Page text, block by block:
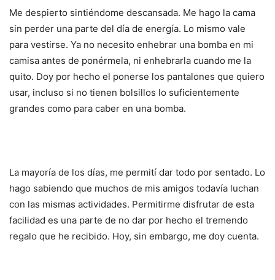
Me despierto sintiéndome descansada. Me hago la cama
sin perder una parte del día de energía. Lo mismo vale
para vestirse. Ya no necesito enhebrar una bomba en mi
camisa antes de ponérmela, ni enhebrarla cuando me la
quito. Doy por hecho el ponerse los pantalones que quiero
usar, incluso si no tienen bolsillos lo suficientemente
grandes como para caber en una bomba.
La mayoría de los días, me permití dar todo por sentado. Lo
hago sabiendo que muchos de mis amigos todavía luchan
con las mismas actividades. Permitirme disfrutar de esta
facilidad es una parte de no dar por hecho el tremendo
regalo que he recibido. Hoy, sin embargo, me doy cuenta.